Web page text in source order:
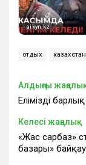
отдых
Алдыңғы
Еліміздің
Келесі жаңалық
«Жас сарбаз»
базары»